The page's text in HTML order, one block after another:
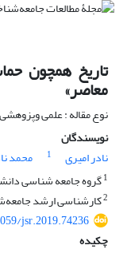
تاریخ همچون
معاصر»
نوع مقاله : علمی وپزوهشی
نویسندگان
نادر امیری
1 محمد
1گروه جامعه شناسی
2کارشناسی ارشد
jsr.2019.74236
چکیده